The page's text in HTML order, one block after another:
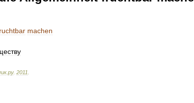
machen
.ру. 2011